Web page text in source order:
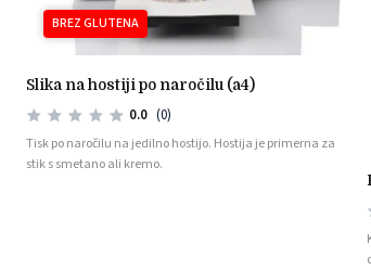
BREZ GLUTENA
slika na hostiji po naročilu (a4)
0.0 (0)
Tisk po naročilu na jedilno hostijo. Hostija je primerna za
stik s smetano ali kremo.